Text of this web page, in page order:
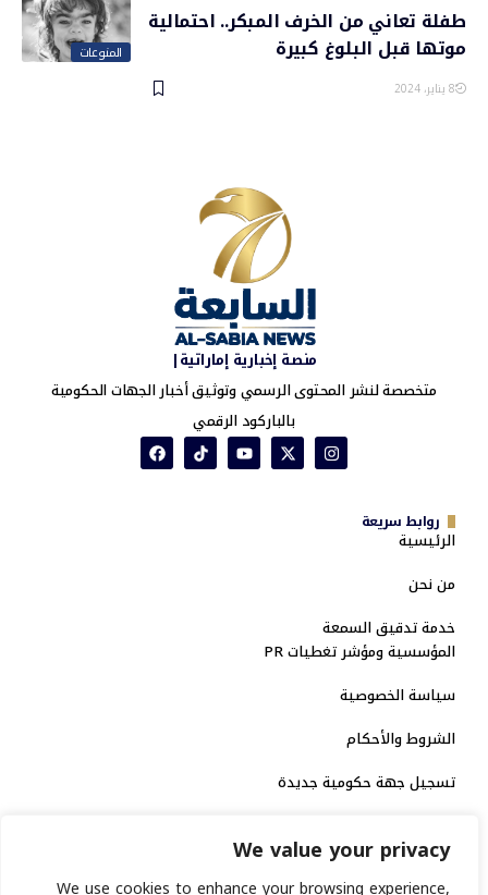
We value your privacy
We use cookies to enhance your browsing experience,
المنوعات
طفلة تعاني من الخرف المبكر.. احتمالية
موتها قبل البلوغ كبيرة
8 يناير، 2024
منصة إخبارية إماراتية|
متخصصة لنشر المحتوى الرسمي وتوثيق أخبار الجهات الحكومية
بالباركود الرقمي
روابط سريعة
الرئيسية
من نحن
خدمة تدقيق السمعة
المؤسسية ومؤشر تغطيات PR
سياسة الخصوصية
الشروط والأحكام
تسجيل جهة حكومية جديدة
الاعتماد الرسمي
منصة إخبارية مرخصة